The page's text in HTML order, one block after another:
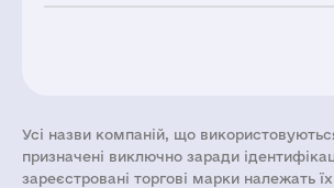
Усі назви компаній, що
призначені виключно заради
зареєстровані торгові марки належать